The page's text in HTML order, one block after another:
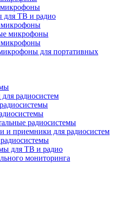
ТВ и радио
микрофоны
для портативных
радиосистем
радиосистемы
и приемники для радиосистем
для ТВ и радио
мониторинга